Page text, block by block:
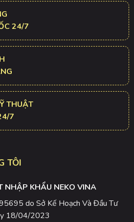
24/7
THUẬT
7
TÔI
NHẬP KHẨU NEKO VINA
do Sở Kế Hoạch Và Đầu Tư
18/04/2023